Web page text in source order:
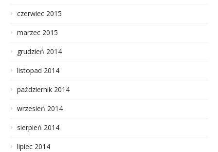
czerwiec 2015
marzec 2015
grudzień 2014
listopad 2014
październik 2014
wrzesień 2014
sierpień 2014
lipiec 2014